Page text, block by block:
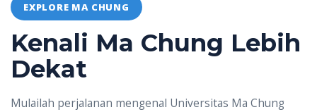
EXPLORE MA CHUNG
Kenali Ma Chung Lebih
Dekat
Mulailah perjalanan mengenal Universitas Ma Chung